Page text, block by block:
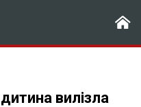
вилізла